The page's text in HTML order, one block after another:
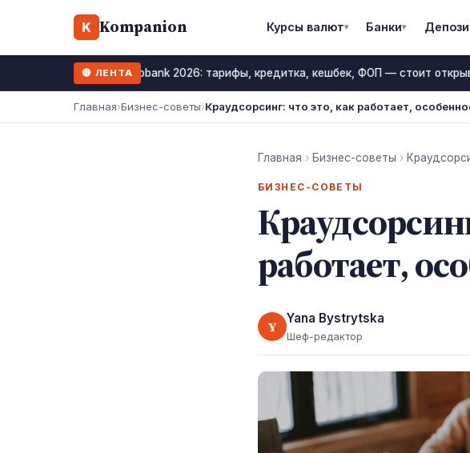
K Kompanion Курсы валют▾ Банки▾
🔴 ЛЕНТА
12 июль 2026 Monobank 2026: тарифы, кредитка, кешбек, ФОП — стоит
Главная›Бизнес-советы›Краудсорсинг: что это, как работает,
Главная › Бизнес-советы ›
БИЗНЕС-СОВЕТЫ
работает,
Y Yana Bystrytska
Шеф-редактор